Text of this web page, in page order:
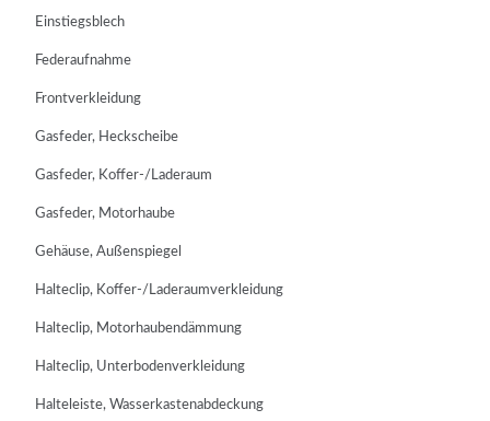
Einstiegsblech
Federaufnahme
Frontverkleidung
Gasfeder, Heckscheibe
Gasfeder, Koffer-/Laderaum
Gasfeder, Motorhaube
Gehäuse, Außenspiegel
Halteclip, Koffer-/Laderaumverkleidung
Halteclip, Motorhaubendämmung
Halteclip, Unterbodenverkleidung
Halteleiste, Wasserkastenabdeckung